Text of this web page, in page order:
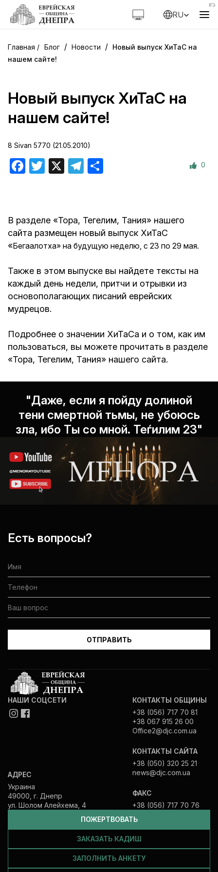
RU
Блог / Новости / Новый выпуск ХиТаС на
нашем сайте!
Новый выпуск ХиТаС на
нашем сайте!
8 Sivan 5770 (21.05.2010)
Facebook
Twitter Telegram 0
В разделе «Тора, Тегелим, Тания» нашего
сайта размещен новый выпуск ХиТаС
«Бегаалотха» на будущую неделю, с 23 по 29 мая.
Также в этом выпуске вы найдете тексты на
каждый день недели, притчи и отрывки из
основополагающих писаний еврейских
мудрецов.
Подробнее о значении ХиТаСа и о том, как им
пользоваться, вы можете прочитать в разделе
«Тора, Тегелим, Тания» нашего сайта.
"Даже, если я пойду долиной
тени смертной тьмы, не убоюсь
зла, ибо Ты со мной. Теѓилим 23"
Есть вопросы?
ПОЖЕРТВОВАТЬ
ЗАКАЗАТЬ КАДИШ
ЗАПОЛНИТЬ АНКЕТУ
НАШИ СОЦСЕТИ
АДРЕС
Украина
49000, г. Днепр
ул. Шолом Алейхема, 4
КОНТАКТЫ ОБЩИНЫ
+38 (056) 717 70 81
+38 067 915 26 00
Office2@djc.com.ua
КОНТАКТЫ САЙТА
+38 (050) 320 25 21
news@djc.com.ua
ФАКС
+38 (056) 717 70 76